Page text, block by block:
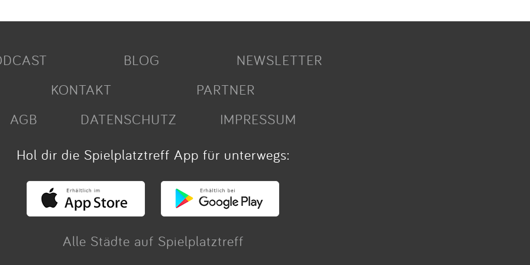
BLOG
NEWSLETTER
KONTAKT
PARTNER
AGB
DATENSCHUTZ
IMPRESSUM
Hol dir die Spielplatztreff App für unterwegs:
Alle Städte auf Spielplatztreff